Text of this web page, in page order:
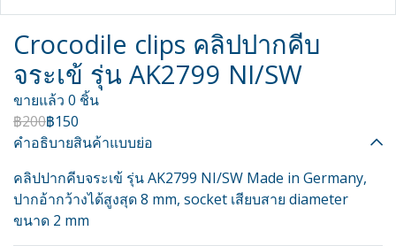
Crocodile clips คลิปปากคีบ
จระเข้ รุ่น AK2799 NI/SW
ขายแล้ว 0 ชิ้น
฿200฿150
คำอธิบายสินค้าแบบย่อ
คลิปปากคีบจระเข้ รุ่น AK2799 NI/SW Made in Germany,
ปากอ้ากว้างได้สูงสุด 8 mm, socket เสียบสาย diameter
ขนาด 2 mm